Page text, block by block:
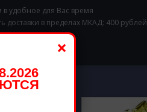
в удобное для Вас время
доставки в пределах МКАД: 400 рублей
×